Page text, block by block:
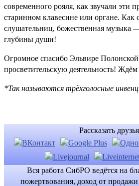
современного рояля, как звучали эти
старинном клавесине или органе. Как
слушательниц, божественная музыка
глубины души!
Огромное спасибо Эльвире Полонской
просветительскую деятельность!
*Так называются трёхголосные
Рассказать
Вся работа СибРО ведётся на
пожертвования, доход от